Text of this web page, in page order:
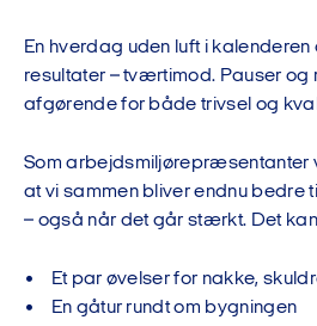
En hverdag uden luft i
resultater – tværtimod. Pauser og
afgørende for både trivsel og
Som arbejdsmiljørepræsentanter
at vi sammen bliver endnu bedre
– også når det går stærkt. Det
• Et par øvelser for nakke,
• En gåtur rundt om bygningen